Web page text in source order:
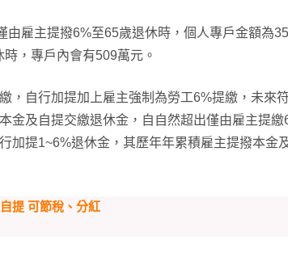
由雇主提撥6%至65歲退休時，個人專戶金額為
，專戶內會有509萬元。
，自行加提加上雇主強制為勞工6%提繳，未來
金及自提交繳退休金，自自然超出僅由雇主提繳
加提1~6%退休金，其歷年年累積雇主提撥本金
提 可節稅、分紅